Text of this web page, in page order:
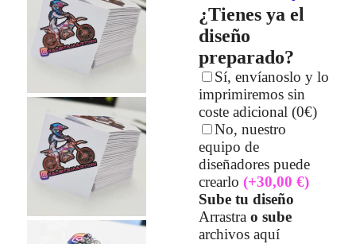
¿Tienes ya el
diseño
preparado?
Sí, envíanoslo y lo
imprimiremos sin
coste adicional (0€)
No, nuestro
equipo de
diseñadores puede
crearlo (+30,00 €)
Sube tu diseño
Arrastra o sube
archivos aquí